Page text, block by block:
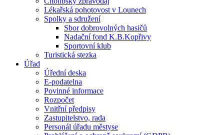
Lékařská pohotovost v Lounech
Spolky a sdružení
Sbor dobrovolných hasičů
Nadační fond K.B.Kopřivy
Sportovní klub
Turistická stezka
Úřad
Úřední deska
E-podatelna
Povinné informace
Rozpočet
Vnitřní předpisy
Zastupitelstvo, rada
Personál úřadu městyse